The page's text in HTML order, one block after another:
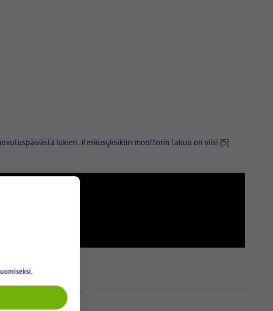
lukien. Keskusyksikön moottorin takuu on viisi (5)